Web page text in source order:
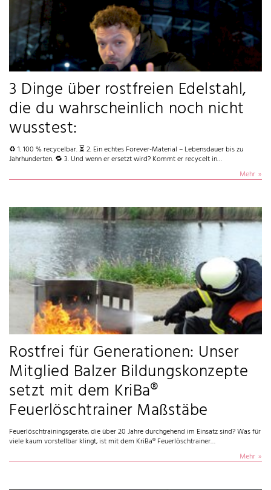
3 Dinge über rostfreien Edelstahl,
die du wahrscheinlich noch nicht
wusstest:
♻ 1. 100 % recycelbar. ⏳ 2. Ein echtes Forever-Material – Lebensdauer bis zu
Jahrhunderten. 🔁 3. Und wenn er ersetzt wird? Kommt er recycelt in…
Mehr
Rostfrei für Generationen: Unser
Mitglied Balzer Bildungskonzepte
setzt mit dem KriBa®
Feuerlöschtrainer Maßstäbe
Feuerlöschtrainingsgeräte, die über 20 Jahre durchgehend im Einsatz sind? Was für
viele kaum vorstellbar klingt, ist mit dem KriBa® Feuerlöschtrainer…
Mehr